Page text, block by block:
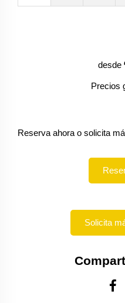
desde
Precios
Reserva ahora o solicita
Solicita